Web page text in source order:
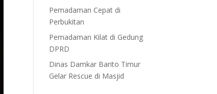
Pemadaman Cepat di
Perbukitan
Pemadaman Kilat di Gedung
DPRD
Dinas Damkar Barito Timur
Gelar Rescue di Masjid